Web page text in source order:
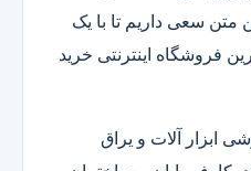
متن سعی داریم تا با یک
فروشگاه اینترنتی خرید
ابزار آلات و یراق